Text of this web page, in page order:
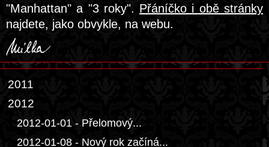
"Manhattan" a "3 roky". Přáníčko i obě stránky
najdete, jako obvykle, na webu.
2011
2012
2012-01-01 - Přelomový...
2012-01-08 - Nový rok začíná...